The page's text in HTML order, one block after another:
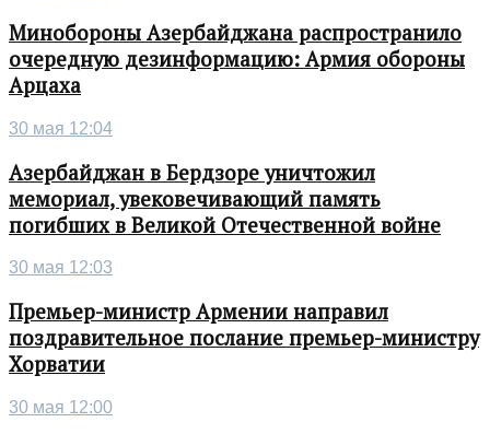
Минобороны Азербайджана распространило
очередную дезинформацию: Армия обороны
Арцаха
30 мая 12:04
Азербайджан в Бердзоре уничтожил
мемориал, увековечивающий память
погибших в Великой Отечественной войне
30 мая 12:03
Премьер-министр Армении направил
поздравительное послание премьер-министру
Хорватии
30 мая 12:00